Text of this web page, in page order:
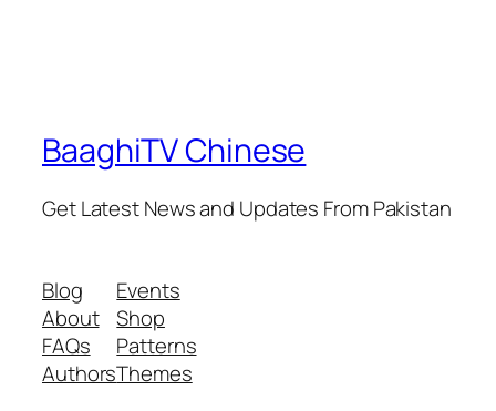
BaaghiTV Chinese
Get Latest News and Updates From Pakistan
Blog
About
FAQs
Authors
Events
Shop
Patterns
Themes